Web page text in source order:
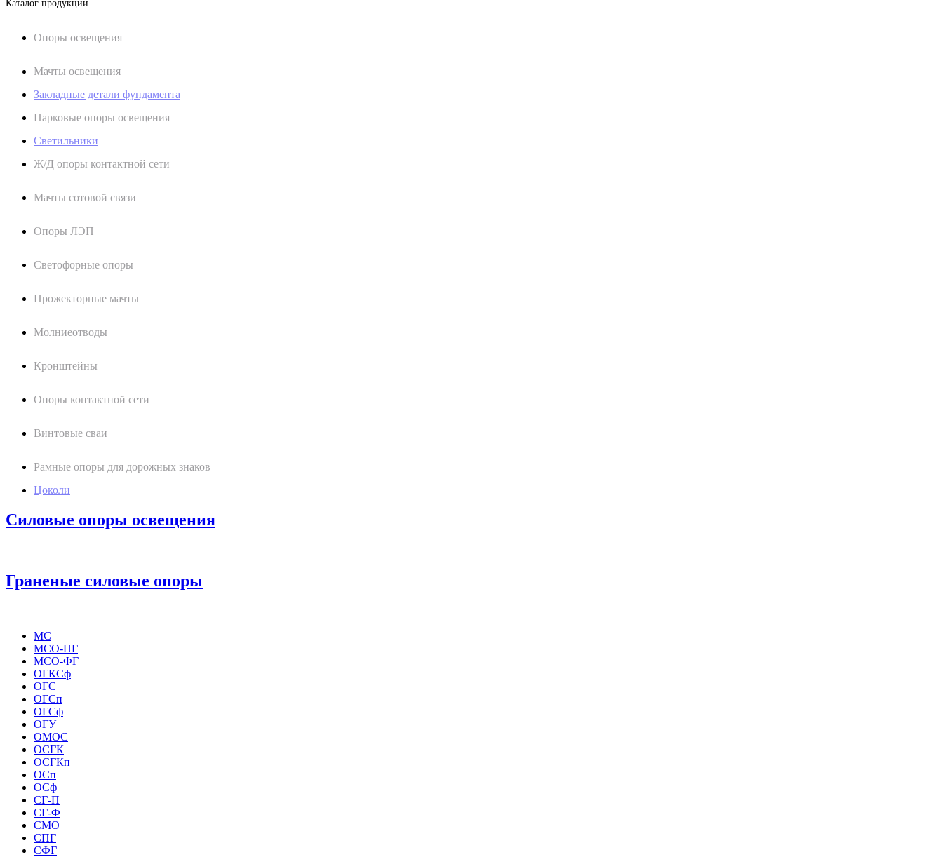
Каталог продукции
Oпоры oсвeщения
Мачты освещения
Закладные детали фундамента
Парковые опоры освещения
Светильники
Ж/Д опоры контактной сети
Мачты сотовой связи
Опоры ЛЭП
Светофорные опоры
Прожекторные мачты
Молниеотводы
Кронштейны
Опоры контактной сети
Винтовые сваи
Рамные опоры для дорожных знаков
Цоколи
Силовые опоры освещения
Граненые силовые опоры
МС
МСО-ПГ
МСО-ФГ
ОГКСф
ОГС
ОГСп
ОГСф
ОГУ
ОМОС
ОСГК
ОСГКп
ОСп
ОСф
СГ-П
СГ-Ф
СМО
СПГ
СФГ